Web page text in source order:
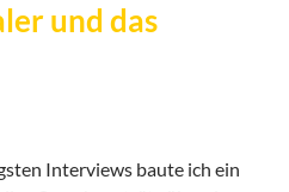
und das
Interviews baute ich ein